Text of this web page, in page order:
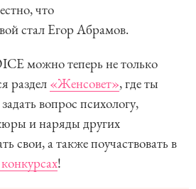
что
стал Егор Абрамов.
можно теперь не только
раздел «Женсовет», где ты
вопрос психологу,
и наряды других
свои, а также поучаствовать в
!